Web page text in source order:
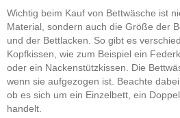
Wichtig beim Kauf von Bettwäsche ist
Material, sondern auch die Größe der
und der Bettlacken. So gibt es
Kopfkissen, wie zum Beispiel ein
oder ein Nackenstützkissen. Die
wenn sie aufgezogen ist. Beachte
ob es sich um ein Einzelbett, ein
handelt.